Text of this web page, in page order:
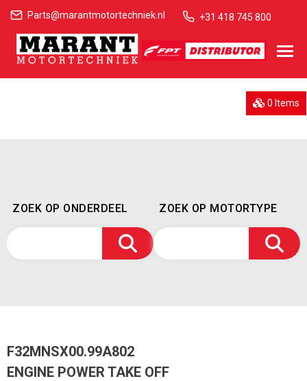
Parts@marantmotortechniek.nl +31 418 745 800
0 Items
ZOEK OP ONDERDEEL ZOEK OP MOTORTYPE
F32MNSX00.99A802
ENGINE POWER TAKE OFF